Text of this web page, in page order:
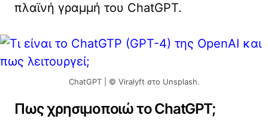
πλαϊνή γραμμή του ChatGPT.
ChatGPT | © Viralyft στο Unsplash.
Πως χρησιμοποιώ το ChatGPT;